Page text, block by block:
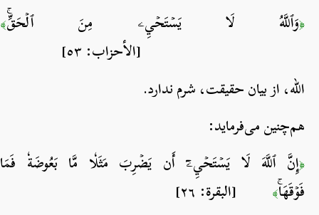
وَٱللَّهُ لَا يَسۡتَحۡيِۦ مِنَ ٱلۡحَقِّۚ﴾
[الأحزاب: ٥٣]
الله، از بیان حقیقت، شرم ندارد.
هم‌چنین می‌فرماید:
إِنَّ ٱللَّهَ لَا يَسۡتَحۡيِۦٓ أَن يَضۡرِبَ مَثَلٗا مَّا بَعُوضَةٗ فَمَا
فَوۡقَهَاۚ﴾[البقرة: ٢٦]